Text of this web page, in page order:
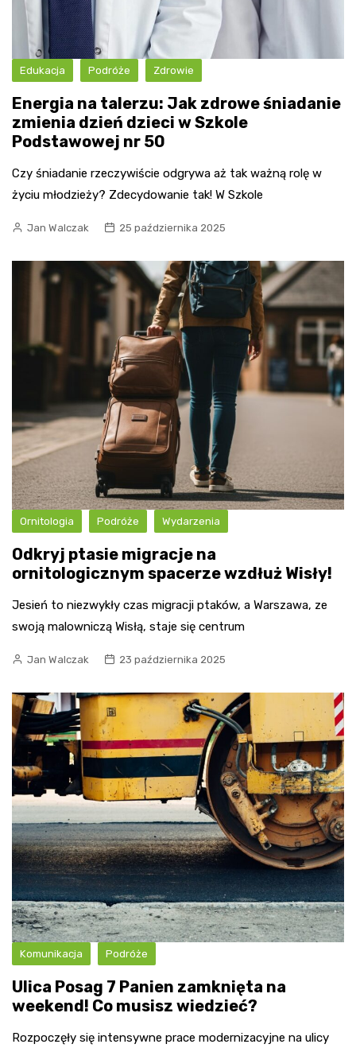
Edukacja Podróże Zdrowie
Energia na talerzu: Jak zdrowe śniadanie
zmienia dzień dzieci w Szkole
Podstawowej nr 50
Czy śniadanie rzeczywiście odgrywa aż tak ważną rolę w
życiu młodzieży? Zdecydowanie tak! W Szkole
Jan Walczak 25 października 2025
Ornitologia Podróże Wydarzenia
Odkryj ptasie migracje na
ornitologicznym spacerze wzdłuż Wisły!
Jesień to niezwykły czas migracji ptaków, a Warszawa, ze
swoją malowniczą Wisłą, staje się centrum
Jan Walczak 23 października 2025
Komunikacja Podróże
Ulica Posag 7 Panien zamknięta na
weekend! Co musisz wiedzieć?
Rozpoczęły się intensywne prace modernizacyjne na ulicy